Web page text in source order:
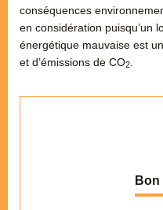
conséquences
en considération puisqu’un
énergétique mauvaise est
et d’émissions de CO2
Bon